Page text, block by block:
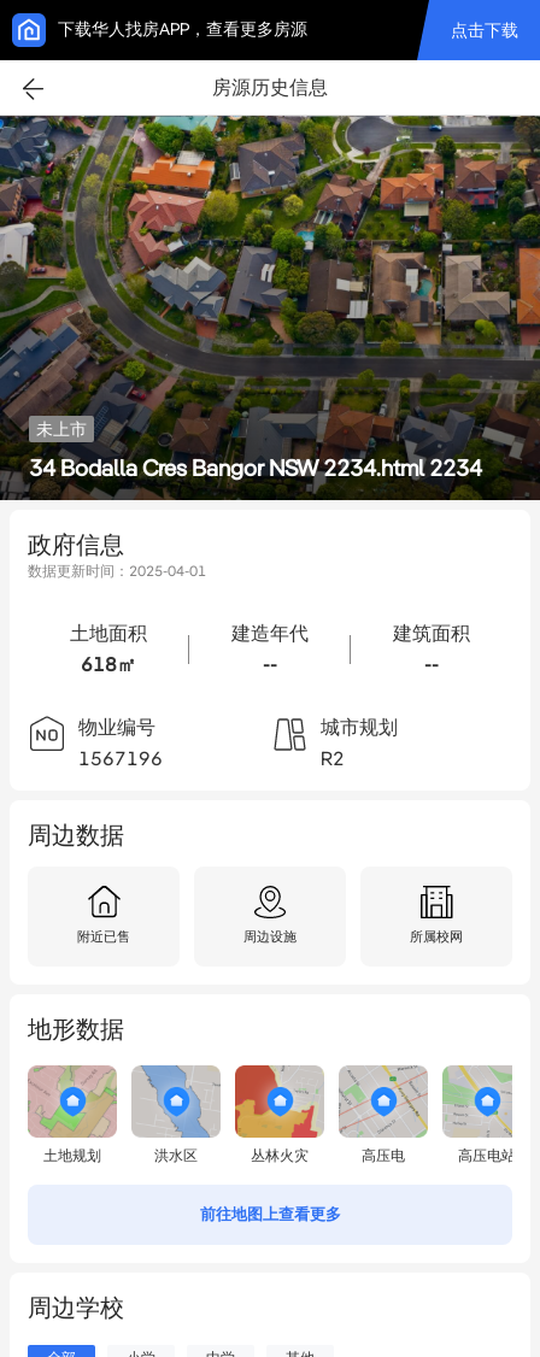
下载华人找房APP，查看更多房源 点击下载
房源历史信息
未上市
34 Bodalla Cres Bangor NSW 2234.html 2234
政府信息
数据更新时间： 2025-04-01
土地面积
618㎡
建造年代
--
建筑面积
--
物业编号
1567196
城市规划
R2
周边数据
附近已售 周边设施 所属校网
地形数据
土地规划 洪水区 丛林火灾 高压电 高压电站
前往地图上查看更多
周边学校